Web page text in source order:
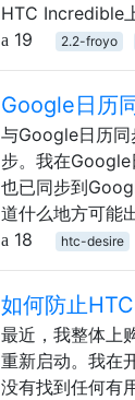
HTC Incredible
19
2.2-froyo
Google日历
与Google日历同
步。我在Google
也已同步到
道什么地方可能
18
htc-desire
如何防止
最近，我整体上
重新启动。我在
没有找到任何有